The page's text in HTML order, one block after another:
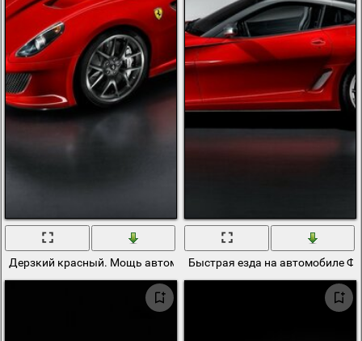
Дерзкий красный. Мощь автомобиля ФеррариБыстрая езда на автомобиле